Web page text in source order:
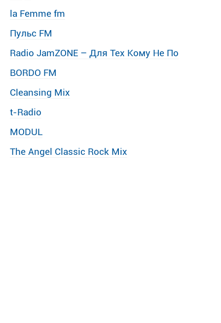
la Femme fm
Пульс FM
Radio JamZONE – Для Тех Кому Не По
BORDO FM
Cleansing Mix
t-Radio
MODUL
The Angel Classic Rock Mix